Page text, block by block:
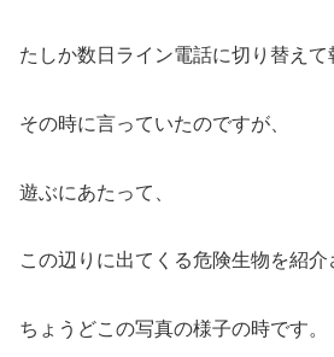
たしか数日ライン電話に切り替えて
その時に言っていたのですが、
遊ぶにあたって、
この辺りに出てくる危険生物を紹介
ちょうどこの写真の様子の時です。